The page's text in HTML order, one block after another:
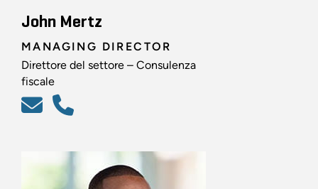
John Mertz
MANAGING DIRECTOR
Direttore del settore – Consulenza
fiscale